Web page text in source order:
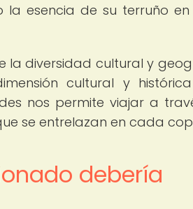
la esencia de su terruño
la diversidad cultural y
cultural y
nos permite viajar a
se entrelazan en cada
debería